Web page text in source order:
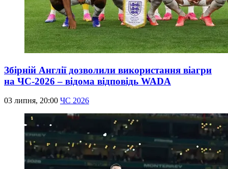
Збірній Англії дозволили використання віагри
на ЧС-2026 – відома відповідь WADA
03 липня, 20:00 ЧС 2026